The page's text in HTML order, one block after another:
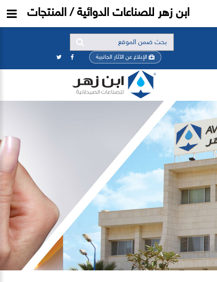
الإبلاغ عن الآثار الجانبية
ابن زهر للصناعات الدوائية / المنتجات